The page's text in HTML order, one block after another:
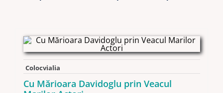
Colocvialia
Cu Mărioara Davidoglu prin Veacul